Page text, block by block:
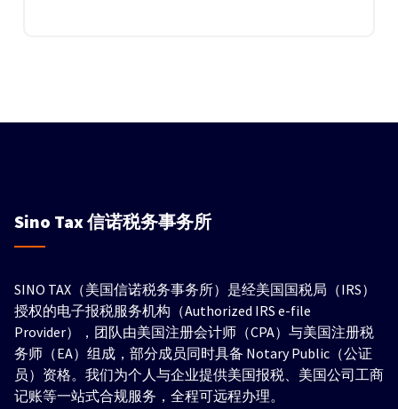
Sino Tax信诺税务事务所
SINO TAX（美国信诺税务事务所）是经美国国税局（IRS）
授权的电子报税服务机构（Authorized IRS e-file
Provider），团队由美国注册会计师（CPA）与美国注册税
务师（EA）组成，部分成员同时具备 Notary Public（公证
员）资格。我们为个人与企业提供美国报税、美国公司工商
记账等一站式合规服务，全程可远程办理。